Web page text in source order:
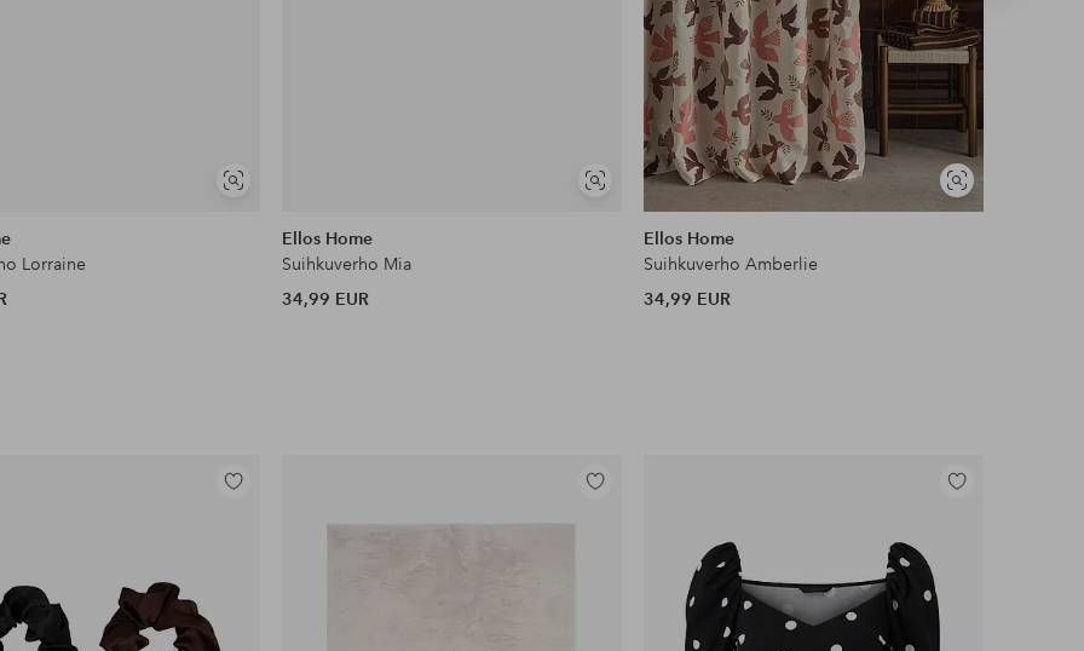
Näytä
Lorraine
Näytä
samankaltaisia
Ellos Home
Suihkuverho Mia
34,99 EUR
Näytä
samankaltaisia
Ellos Home
Suihkuverho Amberlie
34,99 EUR
Lisää
Lisää
Lisää